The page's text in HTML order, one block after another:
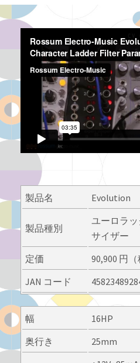
製品名 Evolution
製品種別
ユーロラ
サイザー
定価
90,900 円（
JAN コード
幅
16HP
奥行き
25mm